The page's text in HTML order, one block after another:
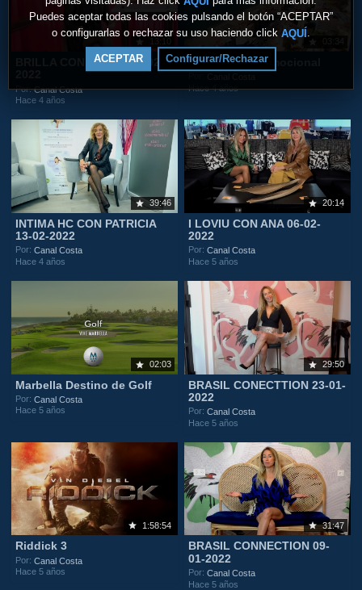
Puedes aceptar todas las cookies pulsando el botón “ACEPTAR”
o configurarlas o rechazar su uso haciendo click AQUÍ .
ACEPTAR Configurar/Rechazar
BRILLA CON LAURA 20-02-
Por:Canal Costa
Hace 4 años
Fuengirola Promocional
Hace 4 años
39:46
INTIMA HC CON PATRICIA
13-02-2022
Por:Canal Costa
Hace 4 años
20:14
I LOVIU CON ANA 06-02-
2022
Por:Canal Costa
Hace 5 años
02:03
Marbella Destino de Golf
Por:Canal Costa
Hace 5 años
29:50
BRASIL CONECTTION 23-01-
2022
Por:Canal Costa
Hace 5 años
1:58:54
Riddick 3
Por:Canal Costa
Hace 5 años
31:47
BRASIL CONNECTION 09-
01-2022
Por:Canal Costa
Hace 5 años